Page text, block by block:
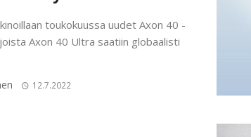
toukokuussa uudet Axon 40 -
Axon 40 Ultra saatiin globaalisti
12.7.2022